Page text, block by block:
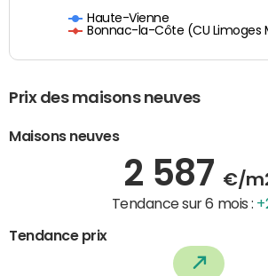
Haute-Vienne
Bonnac-la-Côte (CU Limoges
Prix des maisons neuves
Maisons neuves
2 587 €/
Tendance sur 6 mois :
Tendance prix